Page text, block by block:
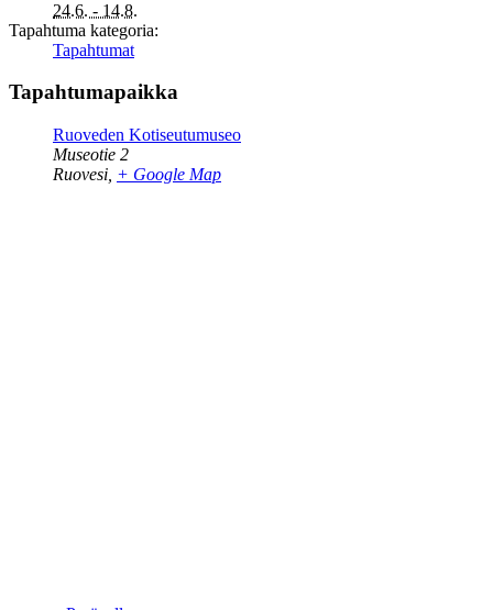
24.6. - 14.8.
Tapahtuma kategoria:
Tapahtumat
Tapahtumapaikka
Ruoveden Kotiseutumuseo
Museotie 2
Ruovesi + Google Map